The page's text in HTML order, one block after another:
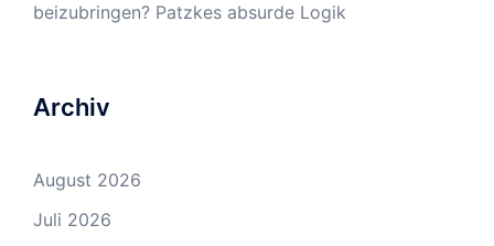
beizubringen? Patzkes absurde Logik
Archiv
August 2026
Juli 2026